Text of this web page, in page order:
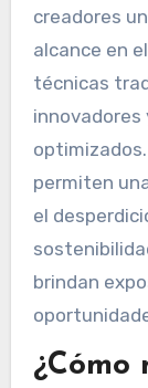
creadores
alcance en
técnicas
innovadores
permiten
el
brindan